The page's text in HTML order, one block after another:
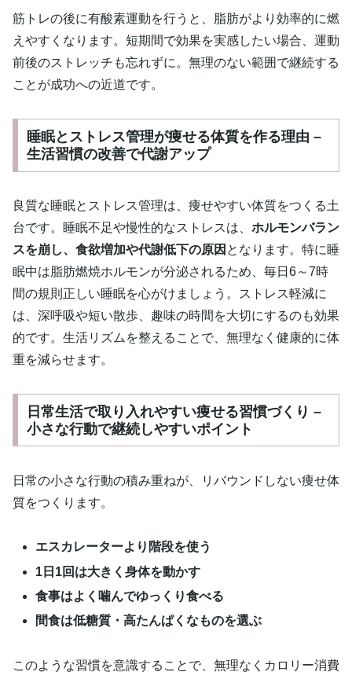
筋トレの後に有酸素運動を行うと、脂肪がより効率的に燃
えやすくなります。短期間で効果を実感したい場合、運動
前後のストレッチも忘れずに。無理のない範囲で継続する
ことが成功への近道です。
睡眠とストレス管理が痩せる体質を作る理由 –
生活習慣の改善で代謝アップ
良質な睡眠とストレス管理は、痩せやすい体質をつくる土
台です。睡眠不足や慢性的なストレスは、 ホルモンバラン
スを崩し、食欲増加や代謝低下の原因 となります。特に睡
眠中は脂肪燃焼ホルモンが分泌されるため、毎日6～7時
間の規則正しい睡眠を心がけましょう。ストレス軽減に
は、深呼吸や短い散歩、趣味の時間を大切にするのも効果
的です。生活リズムを整えることで、無理なく健康的に体
重を減らせます。
日常生活で取り入れやすい痩せる習慣づくり –
小さな行動で継続しやすいポイント
日常の小さな行動の積み重ねが、リバウンドしない痩せ体
質をつくります。
エスカレーターより階段を使う
1日1回は大きく身体を動かす
食事はよく噛んでゆっくり食べる
間食は低糖質・高たんぱくなものを選ぶ
このような習慣を意識することで、無理なくカロリー消費